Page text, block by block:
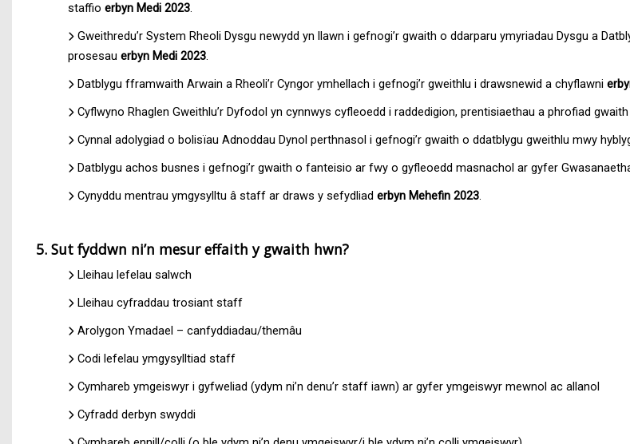
staffio erbyn Medi 2023.
Gweithredu’r System Rheoli Dysgu newydd yn llawn i gefnogi’r gwaith o ddarparu ymyriadau Dysgu a
prosesau erbyn Medi 2023.
Datblygu fframwaith Arwain a Rheoli’r Cyngor ymhellach i gefnogi’r gweithlu i drawsnewid a chyflawni
Cyflwyno Rhaglen Gweithlu’r Dyfodol yn cynnwys cyfleoedd i raddedigion, prentisiaethau a phrofiad
Cynnal adolygiad o bolisïau Adnoddau Dynol perthnasol i gefnogi’r gwaith o ddatblygu gweithlu mwy
Datblygu achos busnes i gefnogi’r gwaith o fanteisio ar fwy o gyfleoedd masnachol ar gyfer
Cynyddu mentrau ymgysylltu â staff ar draws y sefydliad erbyn Mehefin 2023.
5. Sut fyddwn ni’n mesur effaith y gwaith hwn?
Lleihau lefelau salwch
Lleihau cyfraddau trosiant staff
Arolygon Ymadael – canfyddiadau/themâu
Codi lefelau ymgysylltiad staff
Cymhareb ymgeiswyr i gyfweliad (ydym ni’n denu’r staff iawn) ar gyfer ymgeiswyr mewnol ac allanol
Cyfradd derbyn swyddi